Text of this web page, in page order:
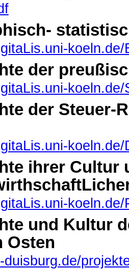
der
der Steuer-
ihrer Cultur
und Kultur
Osten